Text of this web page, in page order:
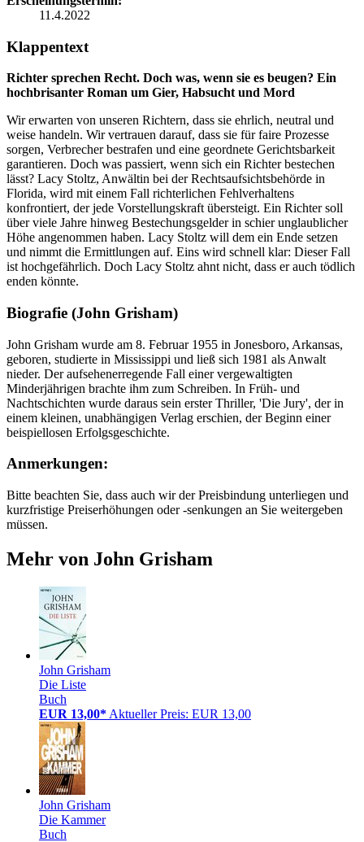
11.4.2022
Klappentext
Richter sprechen Recht. Doch was, wenn sie es beugen? Ein
hochbrisanter Roman um Gier, Habsucht und Mord
Wir erwarten von unseren Richtern, dass sie ehrlich, neutral und
weise handeln. Wir vertrauen darauf, dass sie für faire Prozesse
sorgen, Verbrecher bestrafen und eine geordnete Gerichtsbarkeit
garantieren. Doch was passiert, wenn sich ein Richter bestechen
lässt? Lacy Stoltz, Anwältin bei der Rechtsaufsichtsbehörde in
Florida, wird mit einem Fall richterlichen Fehlverhaltens
konfrontiert, der jede Vorstellungskraft übersteigt. Ein Richter soll
über viele Jahre hinweg Bestechungsgelder in schier unglaublicher
Höhe angenommen haben. Lacy Stoltz will dem ein Ende setzen
und nimmt die Ermittlungen auf. Eins wird schnell klar: Dieser Fall
ist hochgefährlich. Doch Lacy Stoltz ahnt nicht, dass er auch tödlich
enden könnte.
Biografie (John Grisham)
John Grisham wurde am 8. Februar 1955 in Jonesboro, Arkansas,
geboren, studierte in Mississippi und ließ sich 1981 als Anwalt
nieder. Der aufsehenerregende Fall einer vergewaltigten
Minderjährigen brachte ihm zum Schreiben. In Früh- und
Nachtschichten wurde daraus sein erster Thriller, 'Die Jury', der in
einem kleinen, unabhängigen Verlag erschien, der Beginn einer
beispiellosen Erfolgsgeschichte.
Anmerkungen:
Bitte beachten Sie, dass auch wir der Preisbindung unterliegen und
kurzfristige Preiserhöhungen oder -senkungen an Sie weitergeben
müssen.
Mehr von John Grisham
John Grisham
Die Liste
Buch
EUR 13,00* Aktueller Preis: EUR 13,00
John Grisham
Die Kammer
Buch